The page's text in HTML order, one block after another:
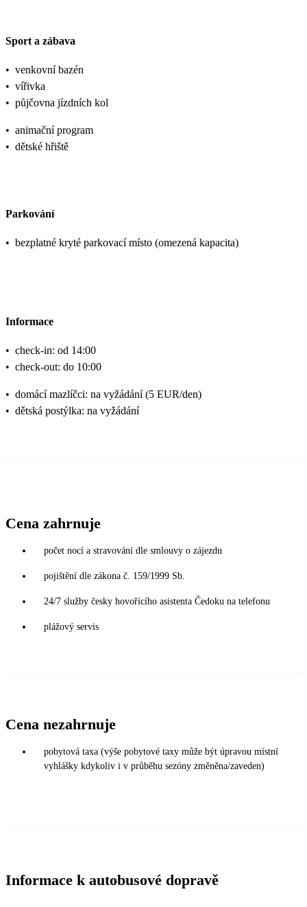
Sport a zábava
• venkovní bazén
• vířivka
• půjčovna jízdních kol
• animační program
• dětské hřiště
Parkování
• bezplatné kryté parkovací místo (omezená kapacita)
Informace
• check-in: od 14:00
• check-out: do 10:00
• domácí mazlíčci: na vyžádání (5 EUR/den)
• dětská postýlka: na vyžádání
Cena zahrnuje
počet nocí a stravování dle smlouvy o zájezdu
pojištění dle zákona č. 159/1999 Sb.
24/7 služby česky hovořícího asistenta Čedoku na telefonu
plážový servis
Cena nezahrnuje
pobytová taxa (výše pobytové taxy může být úpravou místní
vyhlášky kdykoliv i v průběhu sezóny změněna/zaveden)
Informace k autobusové dopravě